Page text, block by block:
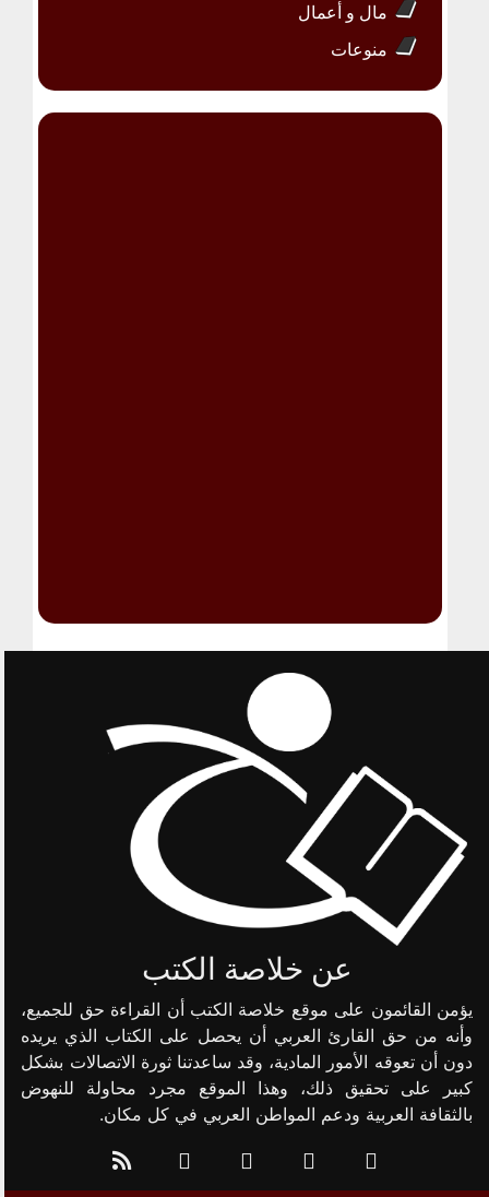
مال و أعمال
منوعات
عن خلاصة الكتب
يؤمن القائمون على موقع خلاصة الكتب أن القراءة حق للجميع،
وأنه من حق القارئ العربي أن يحصل على الكتاب الذي يريده
دون أن تعوقه الأمور المادية، وقد ساعدتنا ثورة الاتصالات بشكل
كبير على تحقيق ذلك، وهذا الموقع مجرد محاولة للنهوض
بالثقافة العربية ودعم المواطن العربي في كل مكان.